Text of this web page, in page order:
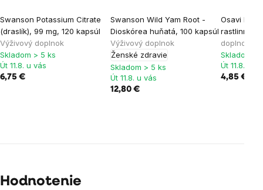
Swanson Potassium Citrate
(draslík), 99 mg, 120 kapsúl
Výživový doplnok
Skladom > 5 ks
Út 11.8. u vás
6,75 €
Swanson Wild Yam Root -
Dioskórea huňatá, 100 kapsúl
Výživový doplnok
Ženské zdravie
Skladom > 5 ks
Út 11.8. u vás
12,80 €
Osavi
doplnok
Skladom >
Út 11.8. u
4,85 €
Hodnotenie